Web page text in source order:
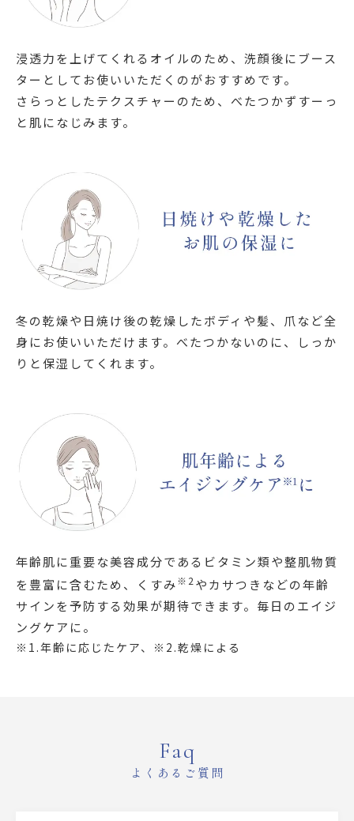
浸透力を上げてくれるオイルのため、洗顔後にブース
ターとしてお使いいただくのがおすすめです。
さらっとしたテクスチャーのため、べたつかずすーっ
と肌になじみます。
冬の乾燥や日焼け後の乾燥したボディや髪、爪など全
身にお使いいただけます。べたつかないのに、しっか
りと保湿してくれます。
年齢肌に重要な美容成分であるビタミン類や整肌物質
を豊富に含むため、くすみ※2 やカサつきなどの年齢
サインを予防する効果が期待できます。毎日のエイジ
ングケアに。
※1.年齢に応じたケア、※2.乾燥による
Faq
よくあるご質問